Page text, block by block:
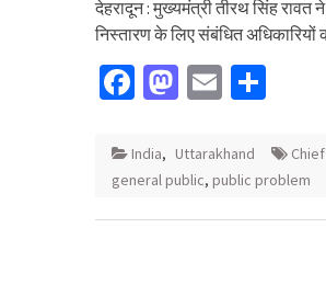
देहरादून : मुख्यमंत्री तीरथ सिंह
निस्तारण के लिए संबंधित अधिकारियों
Facebook
Mastodon
Email
India, Uttarakhand
general public, public problem